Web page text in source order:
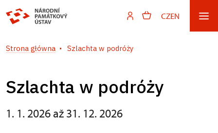
CZEN
Strona główna Szlachta w podróży
Szlachta w podróży
1. 1. 2026 až 31. 12. 2026